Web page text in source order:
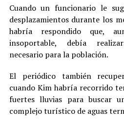
Cuando un funcionario le
desplazamientos durante los
habría respondido que,
insoportable, debía
necesario para la población.
El periódico también
cuando Kim habría recorrido
fuertes lluvias para buscar
complejo turístico de aguas